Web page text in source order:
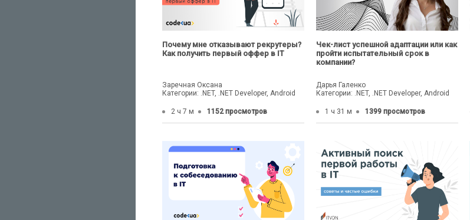
Почему мне отказывают рекрутеры?
Как получить первый оффер в IT
Заречная Оксана
Категории: .NET, .NET Developer, Android
2 ч 7 м 1152 просмотров
Чек-лист успешной адаптации или как
пройти испытательный срок в
компании?
Дарья Галенко
Категории: .NET, .NET Developer, Android
1 ч 31 м 1399 просмотров